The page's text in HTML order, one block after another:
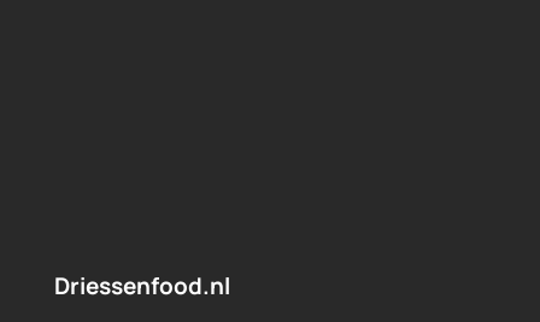
Driessenfood.nl